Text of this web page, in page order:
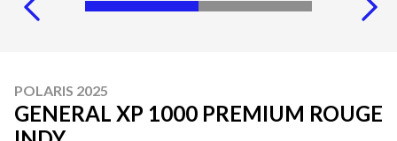
POLARIS 2025
GENERAL XP 1000 PREMIUM ROUGE